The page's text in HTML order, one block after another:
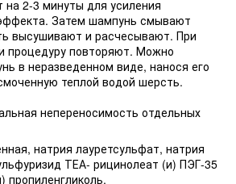
2-3 минуты для усиления
Затем шампунь смывают
высушивают и расчесывают. При
процедуру повторяют. Можно
в неразведенном виде, нанося его
теплой водой шерсть.
непереносимость отдельных
натрия лауретсульфат, натрия
ТЕА- рицинолеат (и) ПЭГ-35
пропиленгликоль,